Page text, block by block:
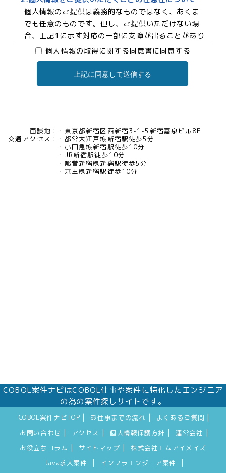
個人情報のご提供は義務的なものではなく、あくま
でも任意のものです。但し、ご提供いただけない場
合、上記1に示す対応の一部に支障が出ることがあり
ますので、予めご了承ください。
3.個人情報の提供及び委託について
4.個人情報の開示等について
当社は、お客様本人から保有個人データについて利
用目的の通知、開示、内容の訂正・追加・削除、利
個人情報の取得に関する同意書に同意する
上記に同意して送信する
面談地：
東京都新宿区西新宿3-1-5新宿嘉泉ビル8F
交通アクセス：
都営大江戸線新宿駅徒歩5分
小田急線新宿駅徒歩10分
JR新宿駅徒歩10分
都営新宿線新宿駅徒歩5分
京王線新宿駅徒歩10分
COBOL案件ナビはCOBOL仕事や案件に特化したエンジニア
の為の案件探しサイトです。
COBOL案件ナビTOP お仕事までの流れ よくあるご質問
お問い合わせ アクセス 個人情報保護方針 運営会社
お役立ちコラム サイトマップ
株式会社エムアイメイズ
Java求人案件
インフラエンジニア案件